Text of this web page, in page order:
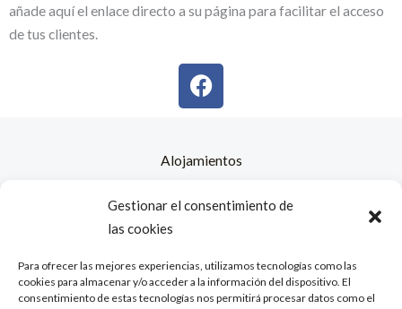
Gestionar el consentimiento de
las cookies
Para ofrecer las mejores experiencias, utilizamos tecnologías como las
cookies para almacenar y/o acceder a la información del dispositivo. El
consentimiento de estas tecnologías nos permitirá procesar datos como el
añade aquí el enlace directo a su página para facilitar el acceso
de tus clientes.
F
a
b
o
Alojamientos
Nosotros
Política de Cookies